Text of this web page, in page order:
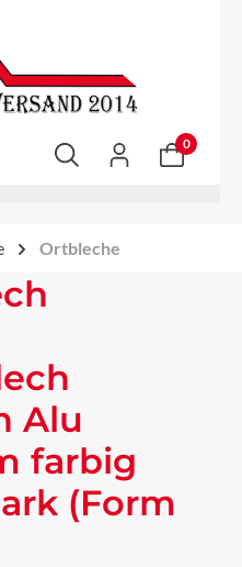
0
Ortbleche
Alu
farbig
(Form